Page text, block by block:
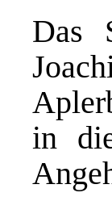
Das
in